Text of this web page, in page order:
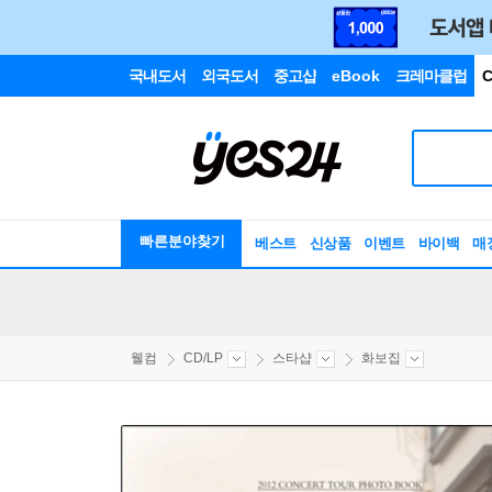
국내도서 외국도서 중고샵 eBook 크레마클럽
빠른분야찾기 베스트 신상품 이벤트 바이백 매
웰컴 CD/LP 스타샵 화보집